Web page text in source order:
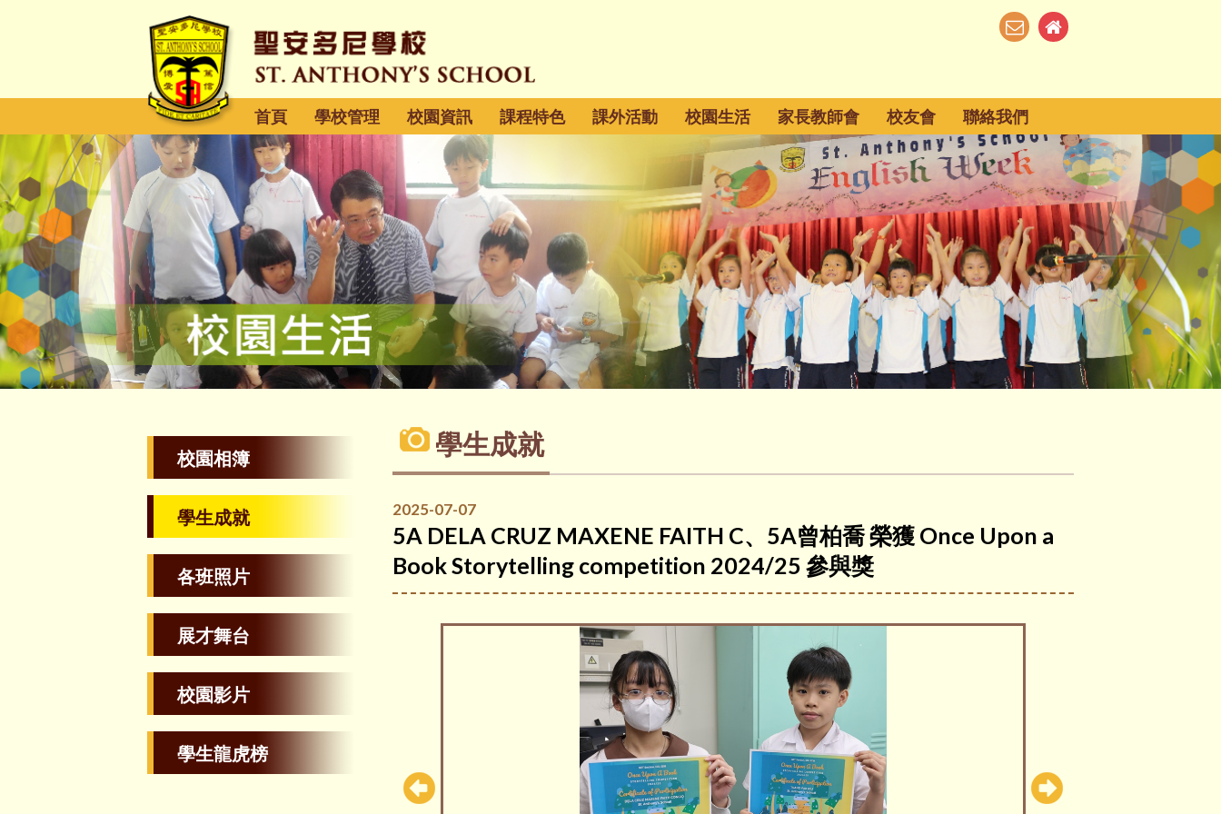
首頁 學校管理 校園資訊 課程特色 課外活動 校園生活 家長教師會 校友會 聯絡我們
校園相簿
學生成就
各班照片
展才舞台
校園影片
學生龍虎榜
學生成就
2025-07-07
5A DELA CRUZ MAXENE FAITH C、5A曾柏喬 榮獲 Once Upon a
Book Storytelling competition 2024/25 參與獎